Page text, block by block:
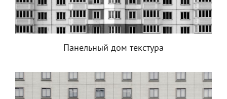
Панельный дом текстура